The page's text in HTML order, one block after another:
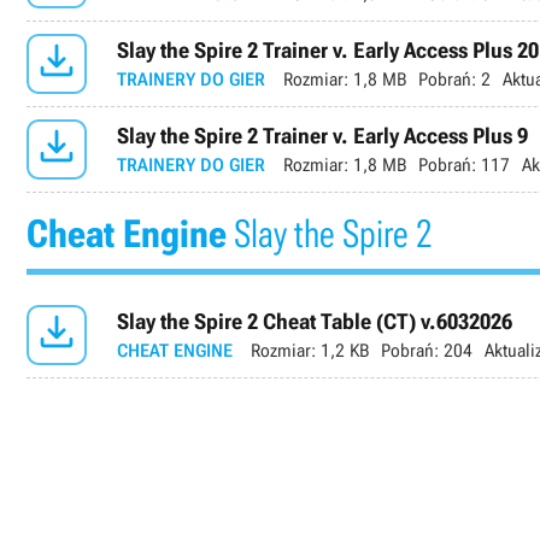
 Slay the Spire 2 Trainer v. Early Access Plus 20
TRAINERY DO GIER Rozmiar: 1,8 MB Pobrań: 2
 Slay the Spire 2 Trainer v. Early Access Plus 9
TRAINERY DO GIER Rozmiar: 1,8 MB Pobrań: 117
Cheat EngineSlay the Spire 2
 Slay the Spire 2 Cheat Table (CT) v.6032026
CHEAT ENGINE Rozmiar: 1,2 KB Pobrań: 204